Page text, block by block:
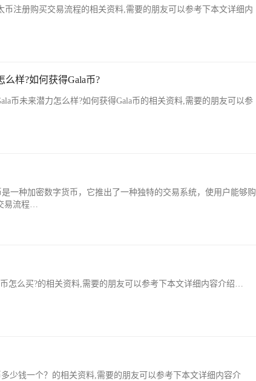
币注册购买交易流程的相关资料,需要的朋友可以参考下本文详细内
么样?如何获得Gala币?
币未来潜力怎么样?如何获得Gala币的相关资料,需要的朋友可以参
一种加密数字货币，它推出了一种独特的交易系统，使用户能够购
易流程…
怎么买?的相关资料,需要的朋友可以参考下本文详细内容介绍…
少钱一个？的相关资料,需要的朋友可以参考下本文详细内容介